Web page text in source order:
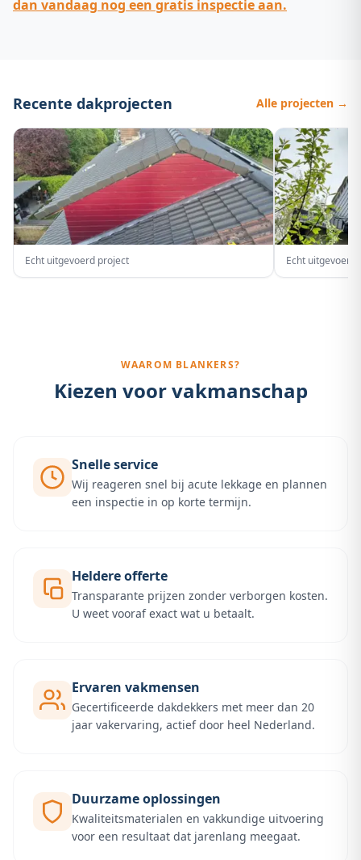
dan vandaag nog een gratis inspectie aan.
Recente dakprojecten Alle projecten →
Echt uitgevoerd project Echt uitgevoerd
WAAROM BLANKERS?
Kiezen voor vakmanschap
Snelle service
Wij reageren snel bij acute lekkage en plannen
een inspectie in op korte termijn.
Heldere offerte
Transparante prijzen zonder verborgen kosten.
U weet vooraf exact wat u betaalt.
Ervaren vakmensen
Gecertificeerde dakdekkers met meer dan 20
jaar vakervaring, actief door heel Nederland.
Duurzame oplossingen
Kwaliteitsmaterialen en vakkundige uitvoering
voor een resultaat dat jarenlang meegaat.